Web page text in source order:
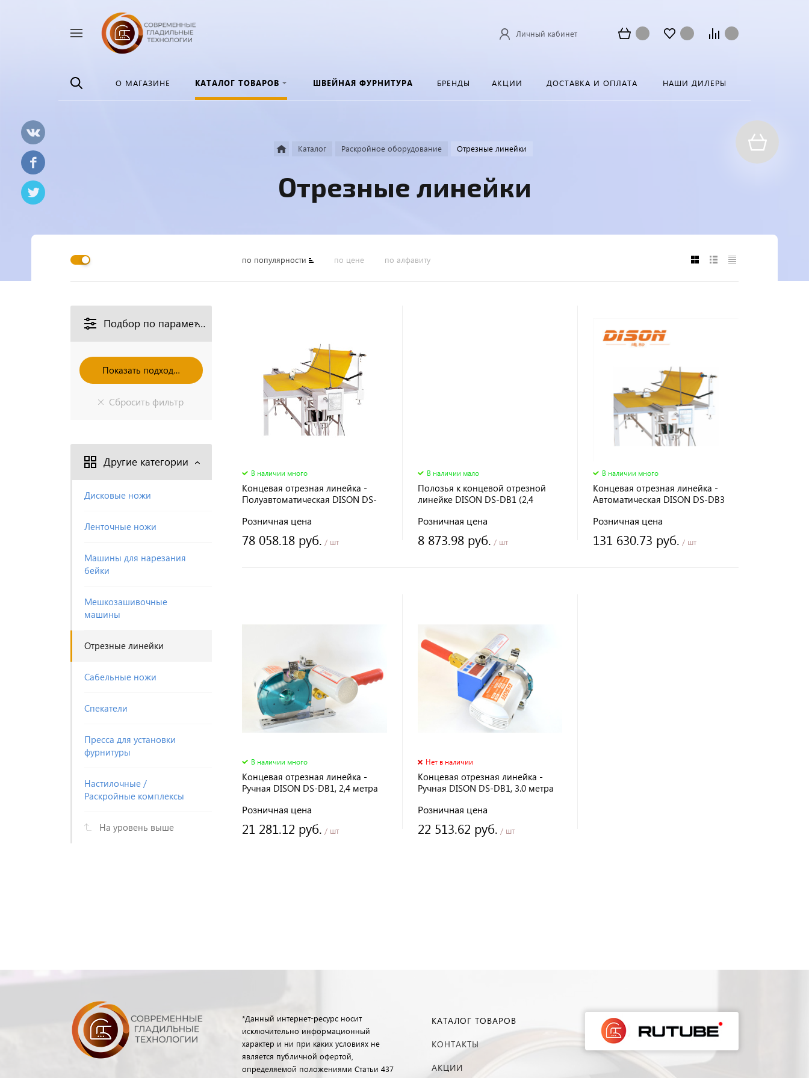
Личный кабинет
О МАГАЗИНЕ КАТАЛОГ ТОВАРОВ ШВЕЙНАЯ ФУРНИТУРА БРЕНДЫ АКЦИИ ДОСТАВКА И ОПЛАТА НАШИ ДИЛЕРЫ
Каталог Раскройное оборудование Отрезные линейки
Отрезные линейки
по популярности по цене по алфавиту
Подбор по параметрам
Другие категории
Дисковые ножи
Ленточные ножи
Машины для нарезания
бейки
Мешкозашивочные
машины
Отрезные линейки
Сабельные ножи
Спекатели
Пресса для установки
фурнитуры
Настилочные /
Раскройные комплексы
На уровень выше
В наличии много
Концевая отрезная линейка -
Полуавтоматическая DISON DS-
Розничная цена
78 058.18 руб. / шт
В наличии мало
Полозья к концевой отрезной
линейке DISON DS-DB1 (2,4
Розничная цена
8 873.98 руб. / шт
В наличии много
Концевая отрезная линейка -
Автоматическая DISON DS-DB3
Розничная цена
131 630.73 руб. / шт
В наличии много
Концевая отрезная линейка -
Ручная DISON DS-DB1, 2,4 метра
Розничная цена
21 281.12 руб. / шт
Нет в наличии
Концевая отрезная линейка -
Ручная DISON DS-DB1, 3.0 метра
Розничная цена
22 513.62 руб. / шт
*Данный интернет-ресурс носит
исключительно информационный
характер и ни при каких условиях не
является публичной офертой,
определяемой положениями Статьи 437
КАТАЛОГ ТОВАРОВ
КОНТАКТЫ
АКЦИИ